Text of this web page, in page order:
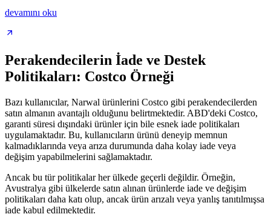
devamını oku
Perakendecilerin İade ve Destek
Politikaları: Costco Örneği
Bazı kullanıcılar, Narwal ürünlerini Costco gibi perakendecilerden
satın almanın avantajlı olduğunu belirtmektedir. ABD'deki Costco,
garanti süresi dışındaki ürünler için bile esnek iade politikaları
uygulamaktadır. Bu, kullanıcıların ürünü deneyip memnun
kalmadıklarında veya arıza durumunda daha kolay iade veya
değişim yapabilmelerini sağlamaktadır.
Ancak bu tür politikalar her ülkede geçerli değildir. Örneğin,
Avustralya gibi ülkelerde satın alınan ürünlerde iade ve değişim
politikaları daha katı olup, ancak ürün arızalı veya yanlış tanıtılmışsa
iade kabul edilmektedir.